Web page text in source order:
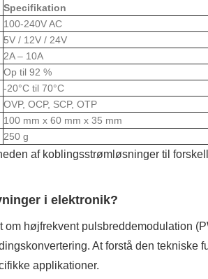
Specifikation
100-240V AC
5V / 12V / 24V
2A – 10A
Op til 92 %
-20°C til 70°C
OVP, OCP, SCP, OTP
100 mm x 60 mm x 35 mm
250 g
af ​​koblingsstrømløsninger til
i elektronik?
højfrekvent pulsbreddemodulation
At forstå den tekniske
applikationer.